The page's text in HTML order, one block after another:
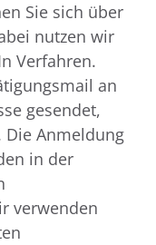
Sie sich über
nutzen wir
Verfahren.
an
gesendet,
Anmeldung
in der
verwenden